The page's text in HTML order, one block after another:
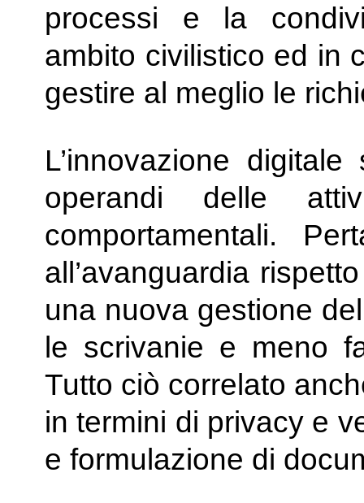
processi e la
ambito civilistico ed in
gestire al meglio le
L’innovazione
operandi delle
comportamentali.
all’avanguardia
una nuova gestione
le scrivanie e meno
Tutto ciò correlato
in termini di privacy e
e formulazione di